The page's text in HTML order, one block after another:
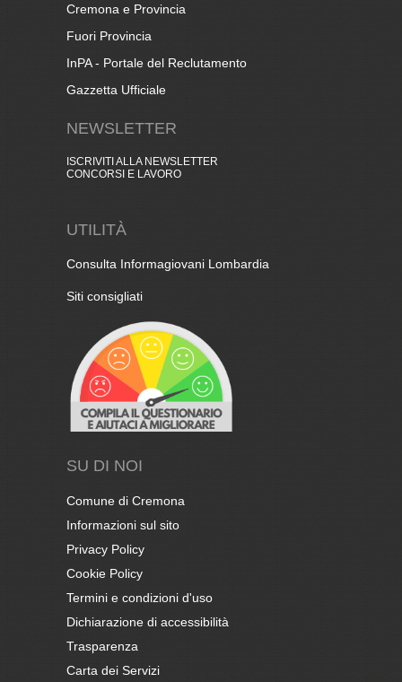
Cremona e Provincia
Fuori Provincia
InPA - Portale del Reclutamento
Gazzetta Ufficiale
NEWSLETTER
ISCRIVITI ALLA NEWSLETTER
CONCORSI E LAVORO
UTILITÀ
Consulta Informagiovani Lombardia
Siti consigliati
SU DI NOI
Comune di Cremona
Informazioni sul sito
Privacy Policy
Cookie Policy
Termini e condizioni d'uso
Dichiarazione di accessibilità
Trasparenza
Carta dei Servizi